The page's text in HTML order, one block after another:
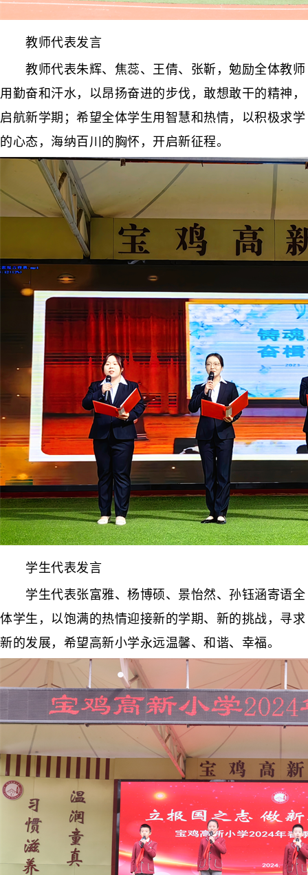
教师代表发言
教师代表朱辉、焦蕊、王倩、张靳，勉励全体教师
用勤奋和汗水，以昂扬奋进的步伐，敢想敢干的精神，
启航新学期；希望全体学生用智慧和热情，以积极求学
的心态，海纳百川的胸怀，开启新征程。
学生代表发言
学生代表张富雅、杨博硕、景怡然、孙钰涵寄语全
体学生，以饱满的热情迎接新的学期、新的挑战，寻求
新的发展，希望高新小学永远温馨、和谐、幸福。